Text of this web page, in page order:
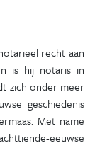
recht aan
is hij notaris in
zich onder meer
geschiedenis
Met name
eeuwse